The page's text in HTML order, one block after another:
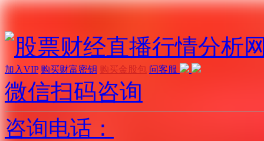
加入VIP 购买财富密钥 购买金股包 问客服
微信扫码咨询
咨询电话：